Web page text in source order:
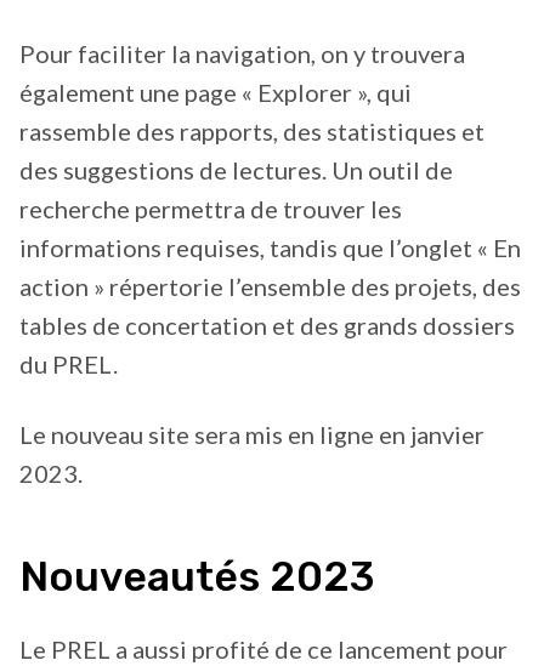
Pour faciliter la navigation, on y trouvera
également une page « Explorer », qui
rassemble des rapports, des statistiques et
des suggestions de lectures. Un outil de
recherche permettra de trouver les
informations requises, tandis que l’onglet « En
action » répertorie l’ensemble des projets, des
tables de concertation et des grands dossiers
du PREL.
Le nouveau site sera mis en ligne en janvier
2023.
Nouveautés 2023
Le PREL a aussi profité de ce lancement pour